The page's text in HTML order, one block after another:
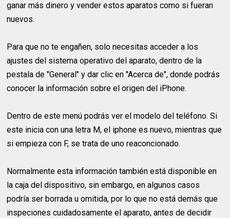
ganar más dinero y vender estos aparatos como si fueran
nuevos.
Para que no te engañen, solo necesitas acceder a los
ajustes del sistema operativo del aparato, dentro de la
pestala de "General" y dar clic en "Acerca de", donde podrás
conocer la información sobre el origen del iPhone.
Dentro de este menú podrás ver el modelo del teléfono. Si
este inicia con una letra M, el iphone es nuevo, mientras que
si empieza con F, se trata de uno reaconcionado.
Normalmente esta información también está disponible en
la caja del dispositivo, sin embargo, en algunos casos
podría ser borrada u omitida, por lo que no está demás que
inspeciones cuidadosamente el aparato, antes de decidir